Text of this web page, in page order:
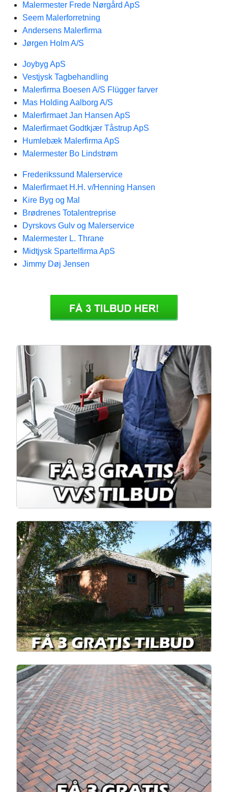
Malermester Frede Nørgård ApS
Seem Malerforretning
Andersens Malerfirma
Jørgen Holm A/S
Joybyg ApS
Vestjysk Tagbehandling
Malerfirma Boesen A/S Flügger farver
Mas Holding Aalborg A/S
Malerfirmaet Jan Hansen ApS
Malerfirmaet Godtkjær Tåstrup ApS
Humlebæk Malerfirma ApS
Malermester Bo Lindstrøm
Frederikssund Malerservice
Malerfirmaet H.H. v/Henning Hansen
Kire Byg og Mal
Brødrenes Totalentreprise
Dyrskovs Gulv og Malerservice
Malermester L. Thrane
Midtjysk Spartelfirma ApS
Jimmy Døj Jensen